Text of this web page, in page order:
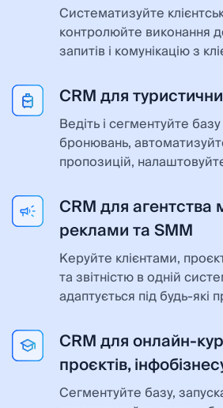
Систематизуйте
контролюйте виконання
запитів і комунікацію з
CRM для
Ведіть і сегментуйте базу
бронювань,
пропозицій,
CRM для агентства
реклами та SMM
Керуйте клієнтами,
та звітністю в одній
адаптується під будь-які
CRM для онлайн-
проєктів,
Сегментуйте базу,